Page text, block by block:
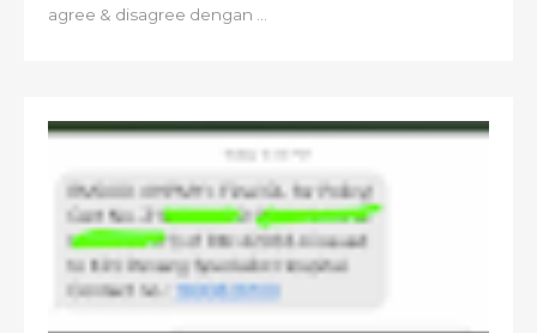
agree & disagree dengan ...